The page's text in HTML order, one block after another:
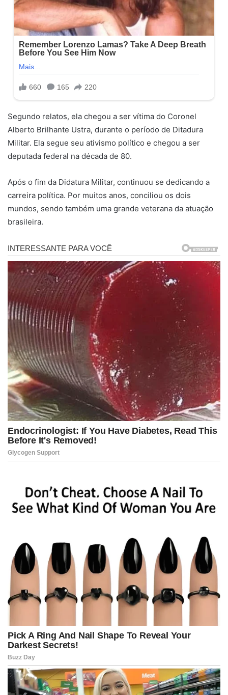
Segundo relatos, ela chegou a ser vítima do Coronel
Alberto Brilhante Ustra, durante o período de Ditadura
Militar. Ela segue seu ativismo político e chegou a ser
deputada federal na década de 80.
Após o fim da Didatura Militar, continuou se dedicando a
carreira política. Por muitos anos, conciliou os dois
mundos, sendo também uma grande veterana da atuação
brasileira.